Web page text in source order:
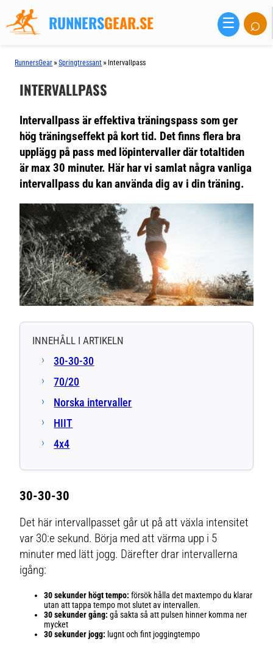
RUNNERSGEAR.SE ☰ ⌕
RunnersGear »Springtressant » Intervallpass
INTERVALLPASS
Intervallpass är effektiva träningspass som ger
hög träningseffekt på kort tid. Det finns flera bra
upplägg på pass med löpintervaller där totaltiden
är max 30 minuter. Här har vi samlat några vanliga
intervallpass du kan använda dig av i din träning.
INNEHÅLL I ARTIKELN
30-30-30
70/20
Norska intervaller
HIIT
4x4
30-30-30
Det här intervallpasset går ut på att växla intensitet
var 30:e sekund. Börja med att värma upp i 5
minuter med lätt jogg. Därefter drar intervallerna
igång:
30 sekunder högt tempo: försök hålla det maxtempo du klarar
utan att tappa tempo mot slutet av intervallen.
30 sekunder gång: gå sakta så att pulsen hinner komma ner
mycket
30 sekunder jogg: lugnt och fint joggingtempo